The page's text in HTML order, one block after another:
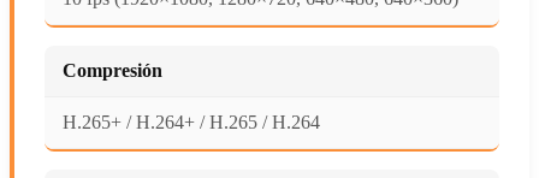
Compresión
H.265+ / H.264+ / H.265 / H.264